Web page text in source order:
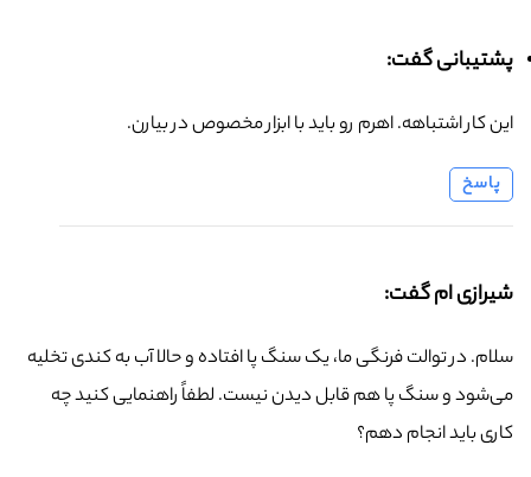
پشتیبانی گفت:
این کار اشتباهه. اهرم رو باید با ابزار مخصوص در بیارن.
پاسخ
شیرازی ام گفت:
سلام. در توالت فرنگی ما، یک سنگ پا افتاده و حالا آب به کندی تخلیه
می‌شود و سنگ پا هم قابل دیدن نیست. لطفاً راهنمایی کنید چه
کاری باید انجام دهم؟